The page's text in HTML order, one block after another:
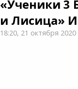
«Ученики 3
и Лисица»
18:20, 21 октября 2020